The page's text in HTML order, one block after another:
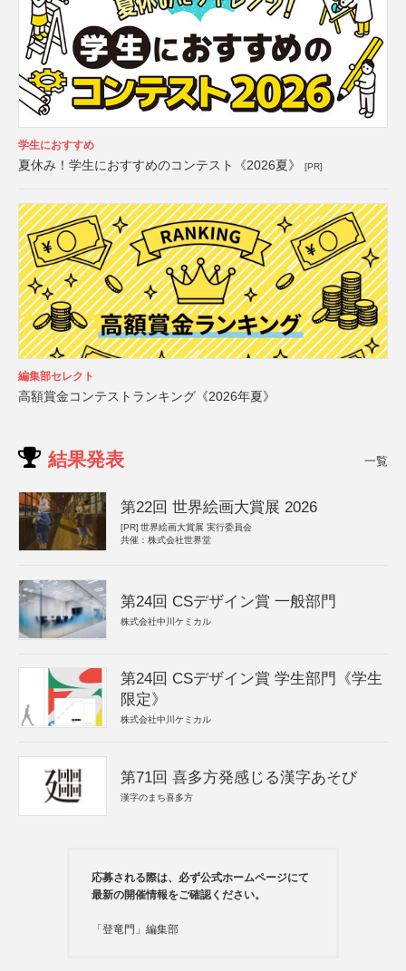
学生におすすめ
夏休み！学生におすすめのコンテスト《2026夏》 [PR]
編集部セレクト
高額賞金コンテストランキング《2026年夏》
結果発表 一覧
第22回 世界絵画大賞展 2026
[PR] 世界絵画大賞展 実行委員会
共催：株式会社世界堂
第24回 CSデザイン賞 一般部門
株式会社中川ケミカル
第24回 CSデザイン賞 学生部門《学生
限定》
株式会社中川ケミカル
第71回 喜多方発感じる漢字あそび
漢字のまち喜多方
応募される際は、必ず公式ホームページにて
最新の開催情報をご確認ください。
「登竜門」編集部